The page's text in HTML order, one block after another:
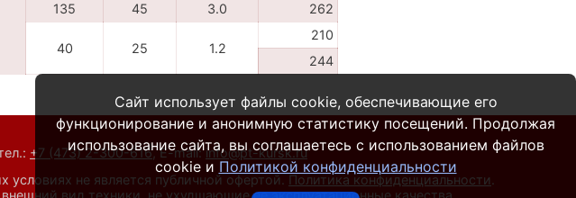
135 45 3.0
262
40
25 1.2
210
244
+7 (473) 2-300-616,E-mail:info@pt-kursk.ru
не является публичной офертой. Политика конфиденциальности.
Сайт использует файлы cookie, обеспечивающие его
функционирование и анонимную статистику посещений. Продолжая
использование сайта, вы соглашаетесь с использованием файлов
cookie и Политикой конфиденциальности